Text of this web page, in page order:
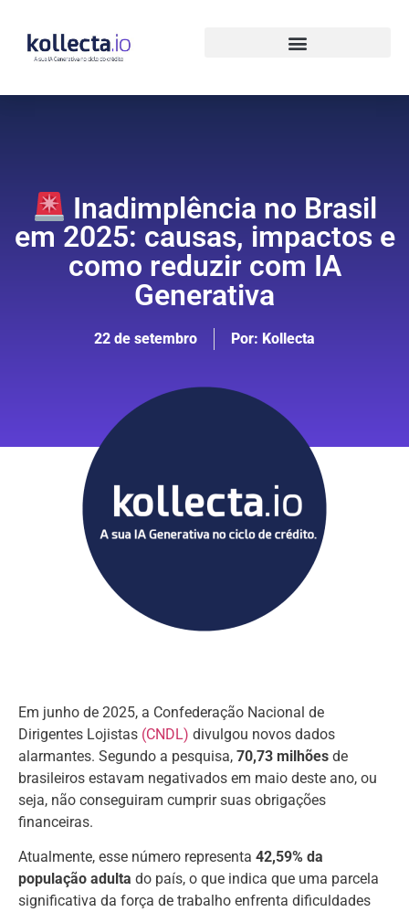
Inadimplência no Brasil
em 2025: causas, impactos e
como reduzir com IA
Generativa
22 de setembro Por: Kollecta
Em junho de 2025, a Confederação Nacional de
Dirigentes Lojistas (CNDL) divulgou novos dados
alarmantes. Segundo a pesquisa, 70,73 milhões de
brasileiros estavam negativados em maio deste ano, ou
seja, não conseguiram cumprir suas obrigações
financeiras.
Atualmente, esse número representa 42,59% da
população adulta do país, o que indica que uma parcela
significativa da força de trabalho enfrenta dificuldades